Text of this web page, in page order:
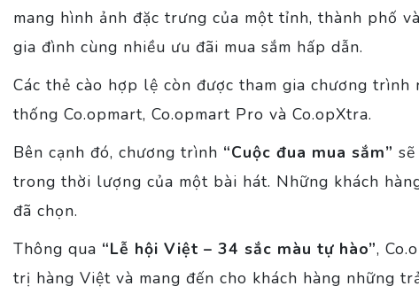
mang hình ảnh đặc trưng của một tỉnh, thành phố
gia đình cùng nhiều ưu đãi mua sắm hấp dẫn.
Các thẻ cào hợp lệ còn được tham gia chương trình
thống Co.opmart, Co.opmart Pro và Co.opXtra.
Bên cạnh đó, chương trình “Cuộc đua mua sắm”
trong thời lượng của một bài hát. Những khách
đã chọn.
Thông qua “Lễ hội Việt – 34 sắc màu tự hào”,
trị hàng Việt và mang đến cho khách hàng những